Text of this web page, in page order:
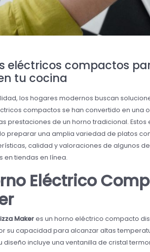
eléctricos compactos
tu cocina
los hogares modernos buscan
compactos se han convertido en una
prestaciones de un horno tradicional.
preparar una amplia variedad de platos
calidad y valoraciones de algunos
en tiendas en línea.
Eléctrico
Makeres un horno eléctrico compacto
su capacidad para alcanzar altas
diseño incluye una ventanilla de cristal